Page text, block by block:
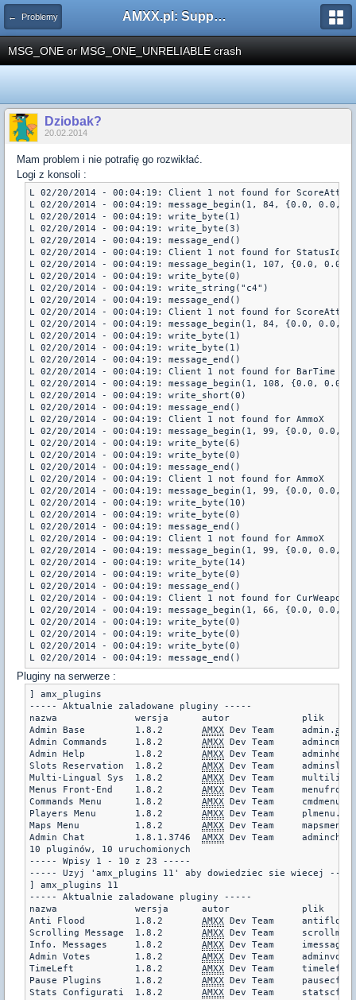
← Problemy AMXX.pl: Support AMX Mod X i SourceMod
MSG_ONE or MSG_ONE_UNRELIABLE crash
Dziobak?
20.02.2014
Mam problem i nie potrafię go rozwikłać.
Logi z konsoli :
L 02/20/2014 - 00:04:19: Client 1 not found for
L 02/20/2014 - 00:04:19: message_begin(1, 84, {0.0, 0.0,
L 02/20/2014 - 00:04:19: write_byte(1)
L 02/20/2014 - 00:04:19: write_byte(3)
L 02/20/2014 - 00:04:19: message_end()
L 02/20/2014 - 00:04:19: Client 1 not found for StatusIcon
L 02/20/2014 - 00:04:19: message_begin(1, 107, {0.0, 0.0,
L 02/20/2014 - 00:04:19: write_byte(0)
L 02/20/2014 - 00:04:19: write_string("c4")
L 02/20/2014 - 00:04:19: message_end()
L 02/20/2014 - 00:04:19: Client 1 not found for
L 02/20/2014 - 00:04:19: message_begin(1, 84, {0.0, 0.0,
L 02/20/2014 - 00:04:19: write_byte(1)
L 02/20/2014 - 00:04:19: write_byte(1)
L 02/20/2014 - 00:04:19: message_end()
L 02/20/2014 - 00:04:19: Client 1 not found for BarTime
L 02/20/2014 - 00:04:19: message_begin(1, 108, {0.0, 0.0,
L 02/20/2014 - 00:04:19: write_short(0)
L 02/20/2014 - 00:04:19: message_end()
L 02/20/2014 - 00:04:19: Client 1 not found for AmmoX
L 02/20/2014 - 00:04:19: message_begin(1, 99, {0.0, 0.0,
L 02/20/2014 - 00:04:19: write_byte(6)
L 02/20/2014 - 00:04:19: write_byte(0)
L 02/20/2014 - 00:04:19: message_end()
L 02/20/2014 - 00:04:19: Client 1 not found for AmmoX
L 02/20/2014 - 00:04:19: message_begin(1, 99, {0.0, 0.0,
L 02/20/2014 - 00:04:19: write_byte(10)
L 02/20/2014 - 00:04:19: write_byte(0)
L 02/20/2014 - 00:04:19: message_end()
L 02/20/2014 - 00:04:19: Client 1 not found for AmmoX
L 02/20/2014 - 00:04:19: message_begin(1, 99, {0.0, 0.0,
L 02/20/2014 - 00:04:19: write_byte(14)
L 02/20/2014 - 00:04:19: write_byte(0)
L 02/20/2014 - 00:04:19: message_end()
L 02/20/2014 - 00:04:19: Client 1 not found for CurWeapon
L 02/20/2014 - 00:04:19: message_begin(1, 66, {0.0, 0.0,
L 02/20/2014 - 00:04:19: write_byte(0)
L 02/20/2014 - 00:04:19: write_byte(0)
L 02/20/2014 - 00:04:19: write_byte(0)
Pluginy na serwerze :
] amx_plugins
----- Aktualnie zaladowane pluginy -----
nazwa              wersja      autor             plik
Admin Base         1.8.2 AMXX Dev Team     admin.
Admin Commands     1.8.2 AMXX Dev Team     admincmd.
Admin Help         1.8.2 AMXX Dev Team
Slots Reservation  1.8.2 AMXX Dev Team
Multi-Lingual Sys  1.8.2 AMXX Dev Team
Menus Front-End    1.8.2 AMXX Dev Team
Commands Menu      1.8.2 AMXX Dev Team     cmdmenu.
Players Menu       1.8.2 AMXX Dev Team     plmenu.
Maps Menu          1.8.2 AMXX Dev Team     mapsmenu.
Admin Chat         1.8.1.3746 AMXX Dev Team
10 pluginów, 10 uruchomionych
----- Wpisy 1 - 10 z 23 -----
----- Uzyj 'amx_plugins 11' aby dowiedziec sie wiecej
] amx_plugins 11
----- Aktualnie zaladowane pluginy -----
nazwa              wersja      autor             plik
Anti Flood         1.8.2 AMXX Dev Team
Scrolling Message  1.8.2 AMXX Dev Team
Info. Messages     1.8.2 AMXX Dev Team     imessage.
Admin Votes        1.8.2 AMXX Dev Team
TimeLeft           1.8.2 AMXX Dev Team     timeleft.
Pause Plugins      1.8.2 AMXX Dev Team     pausecfg.
Stats Configurati  1.8.2 AMXX Dev Team     statscfg.